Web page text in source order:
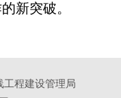
新突破。
程建设管理局